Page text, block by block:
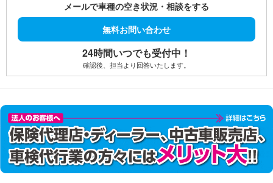
受け渡しができてとても助かりました。（営業・会社員）
急に社用車が故障してしまい、修理の間マンスリーレンタカーを
利用しました。最初は直るまでの間と考えておりましたが、結局
廃車にしてしまったので、新しい車を用意するまで２～３ヶ月使
用させて頂きました。小回りの利く小さめの車を希望しており、
仕事で西宮、尼崎、伊丹などグルグル回ることがあるのでパッソ
を用意してもらえてとても乗りやすかったです。ありがとうござ
出張でレンタカーを利用することになり、車種・価格共に希望に
沿っていたので賃貸自動車さんでレンタカーを借りました。三ノ
宮駅で受け渡しができて、返却は西宮駅や明石駅など別の駅など
でもできるということで、大変便利だと思います。関東へも出張
でよく行くので今後利用させて頂きます。(神戸市、会社員）
出張先で社用車が故障してしまい、修理工場から代車を借りるこ
メールで車種の空き状況・相談をする
無料お問い合わせ
24時間いつでも受付中！
確認後、担当より回答いたします。